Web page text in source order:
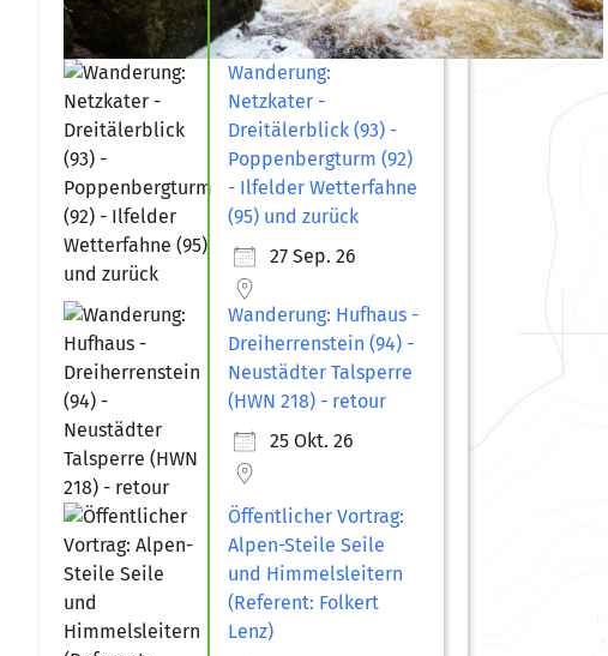
Wanderung:
Netzkater -
Dreitälerblick (93) -
Poppenbergturm (92)
- Ilfelder Wetterfahne
(95) und zurück
27 Sep. 26
Wanderung: Hufhaus -
Dreiherrenstein (94) -
Neustädter Talsperre
(HWN 218) - retour
25 Okt. 26
Öffentlicher Vortrag:
Alpen-Steile Seile
und Himmelsleitern
(Referent: Folkert
Lenz)